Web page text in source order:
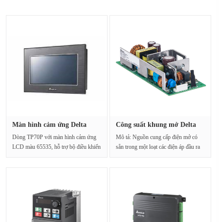
Màn hình cảm ứng Delta
Dòng TP70P với màn hình cảm ứng
LCD màu 65535, hỗ trợ bộ điều khiển
Công suất khung mở Delta
Mô tả: Nguồn cung cấp điện mở có
sẵn trong một loạt các điện áp đầu ra